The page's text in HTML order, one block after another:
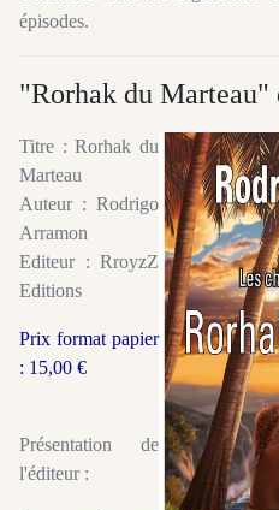
épisodes.
"Rorhak du
Titre : Rorhak du
Marteau
Auteur : Rodrigo
Arramon
Editeur : RroyzZ
Editions
Prix format papier
: 15,00 €
Présentation de
l'éditeur :